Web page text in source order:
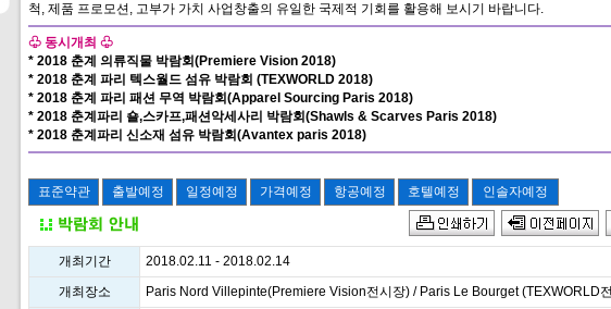
척, 제품 프로모션, 고부가 가치 사업창출의 유일한 국제적 기회를 활용해 보시기 바랍니다.
♧ 동시개최 ♧
* 2018 춘계 의류직물 박람회(Premiere Vision 2018)
* 2018 춘계 파리 텍스월드 섬유 박람회 (TEXWORLD 2018)
* 2018 춘계 파리 패션 무역 박람회(Apparel Sourcing Paris 2018)
* 2018 춘계파리 숄,스카프,패션악세사리 박람회(Shawls & Scarves Paris 2018)
* 2018 춘계파리 신소재 섬유 박람회(Avantex paris 2018)
개최기간
2018.02.11 - 2018.02.14
개최장소
Paris Nord Villepinte(Premiere Vision전시장) / Paris Le Bourget (TEXWORLD